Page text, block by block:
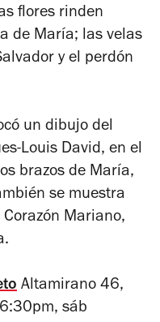
flores rinden
de María; las velas
y el perdón
un dibujo del
Louis David, en el
brazos de María,
se muestra
Mariano,
Altamirano 46,
sáb